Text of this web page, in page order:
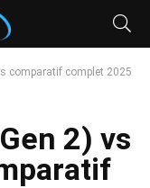
comparatif complet 2025
2) vs